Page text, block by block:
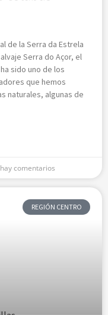
de la Serra da Estrela
Serra do Açor, el
sido uno de los
que hemos
naturales, algunas de
comentarios
REGIÓN CENTRO